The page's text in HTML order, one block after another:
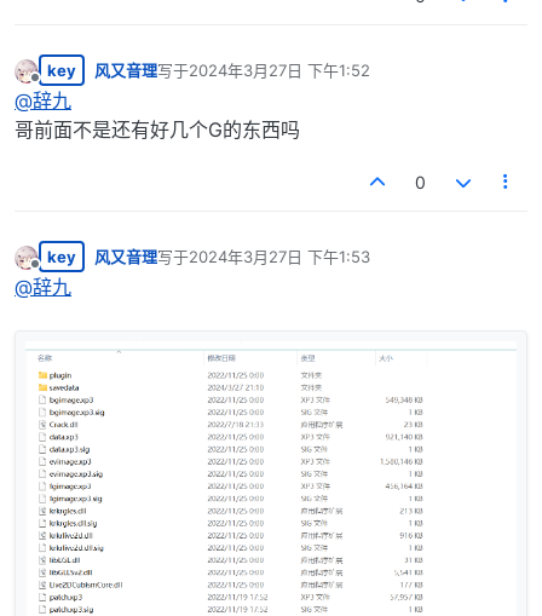
离线
key 风又音理写于2024年3月27日 下午1:52
最后由 编辑
@辞九
哥前面不是还有好几个G的东西吗
0
离线
key 风又音理写于2024年3月27日 下午1:53
最后由 编辑
@辞九